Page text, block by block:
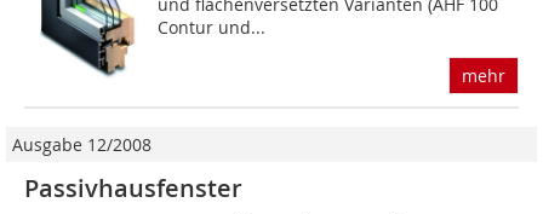
und flächenversetzten Varianten (AHF 100
Contur und...
mehr
Ausgabe 12/2008
Passivhausfenster